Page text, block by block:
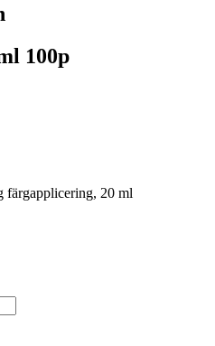
100p
färgapplicering, 20 ml